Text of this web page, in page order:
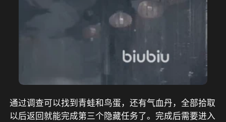
通过调查可以找到青蛙和鸟蛋，还有气血丹，全部拾取
以后返回就能完成第三个隐藏任务了。完成后需要进入